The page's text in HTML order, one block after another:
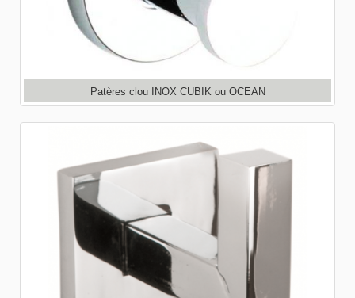
Patères clou INOX CUBIK ou OCEAN